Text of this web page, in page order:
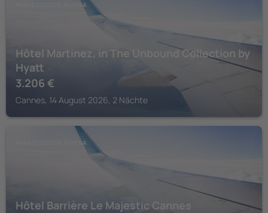
FRANZÖSISCHE RIVIERA
Hôtel Martinez, in The Unbound Collection by
Hyatt
3.206 €
Cannes, 14 August 2026, 2 Nächte
FRANZÖSISCHE RIVIERA
Hôtel Barrière Le Majestic Cannes